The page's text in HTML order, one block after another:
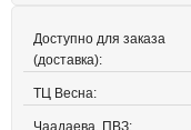
Доступно для заказа
(доставка):
ТЦ Весна: